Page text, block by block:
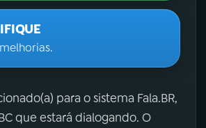
para o sistema Fala.BR,
que estará dialogando. O